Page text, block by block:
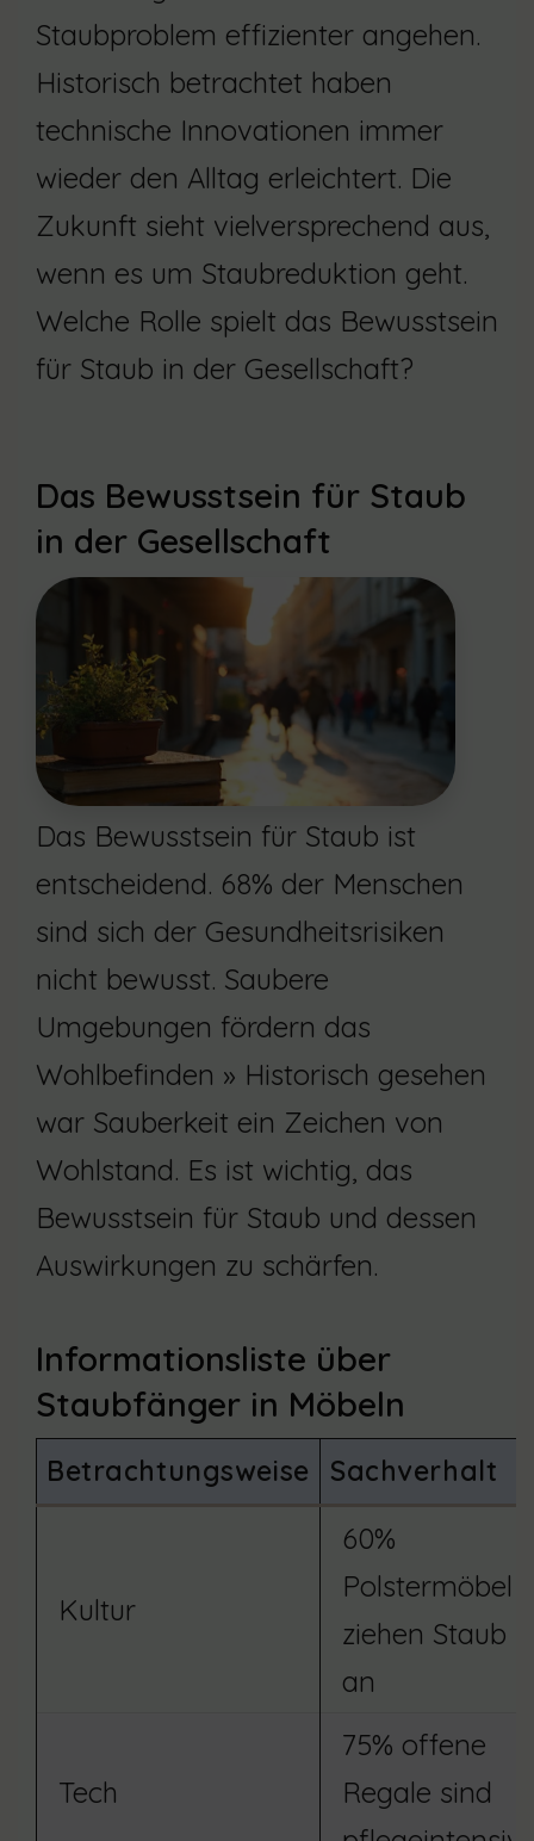
Staubproblem effizienter angehen.
Historisch betrachtet haben
technische Innovationen immer
wieder den Alltag erleichtert. Die
Zukunft sieht vielversprechend aus,
wenn es um Staubreduktion geht.
Welche Rolle spielt das Bewusstsein
für Staub in der Gesellschaft?
Das Bewusstsein für Staub
in der Gesellschaft
Das Bewusstsein für Staub ist
entscheidend. 68% der Menschen
sind sich der Gesundheitsrisiken
nicht bewusst. Saubere
Umgebungen fördern das
Wohlbefinden » Historisch gesehen
war Sauberkeit ein Zeichen von
Wohlstand. Es ist wichtig, das
Bewusstsein für Staub und dessen
Auswirkungen zu schärfen.
Informationsliste über
Staubfänger in Möbeln
Betrachtungsweise Sachverhalt
Kultur
60%
Polstermöbel
ziehen Staub
an
Tech
75% offene
Regale sind